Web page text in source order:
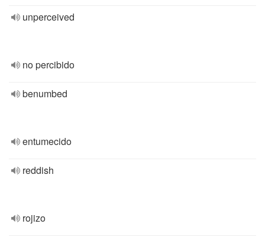
unperceived
no percibido
benumbed
entumecido
reddish
rojizo